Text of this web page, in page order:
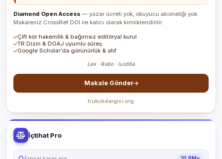
Diamond Open Access — yazar ücreti yok, okuyucu aboneliği yok.
Makaleniz CrossRef DOI ile kalıcı olarak kimliklendirilir.
Çift kör hakemlik & bağımsız editöryal kurul
TR Dizin & DOAJ uyumlu süreç
Google Scholar'da görünürlük & atıf
Lex · Ratio · Iustitia
Makale Gönder
hukukdergisi.org
İçtihat Pro